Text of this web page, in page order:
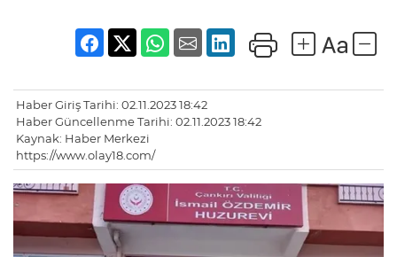
Haber Giriş Tarihi: 02.11.2023 18:42
Haber Güncellenme Tarihi: 02.11.2023 18:42
Kaynak: Haber Merkezi
https://www.olay18.com/